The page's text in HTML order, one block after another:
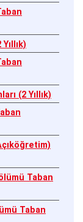
(2 Yıllık)
Taban
Taban